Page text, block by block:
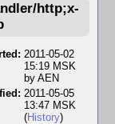
http;x-
2011-05-02
15:19 MSK
by AEN
2011-05-05
13:47 MSK
(History)